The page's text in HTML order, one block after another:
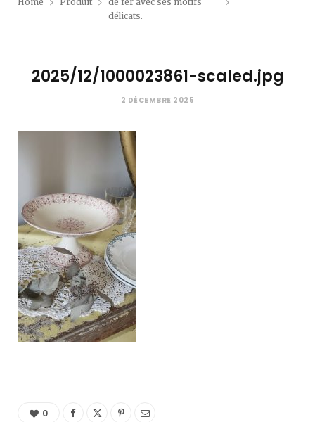
délicats.
2025/12/1000023861-scaled.jpg
2 DÉCEMBRE 2025
0